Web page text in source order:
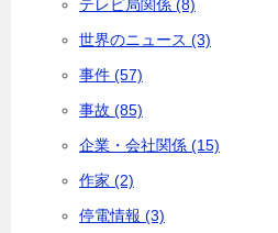
テレビ局関係 (8)
世界のニュース (3)
事件 (57)
事故 (85)
企業・会社関係 (15)
作家 (2)
停電情報 (3)